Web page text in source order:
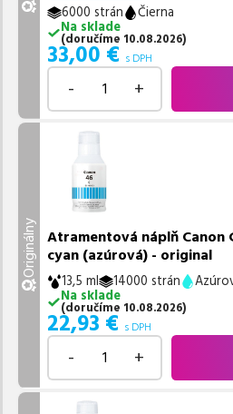
6000 strán
Čierna
Na sklade
(doručíme 10.08.2026)
33,00 € s DPH
- +
Originálny Atramentová náplň Canon
cyan (azúrová) - original
13,5 ml 14000 strán
Na sklade
(doručíme 10.08.2026)
22,93 € s DPH
- +